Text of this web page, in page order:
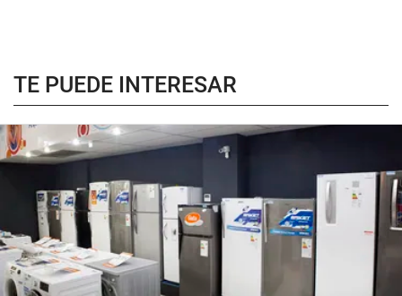
TE PUEDE INTERESAR